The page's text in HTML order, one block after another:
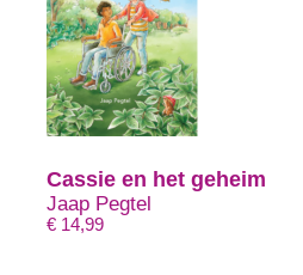
Cassie en het geheim
Jaap Pegtel
€ 14,99